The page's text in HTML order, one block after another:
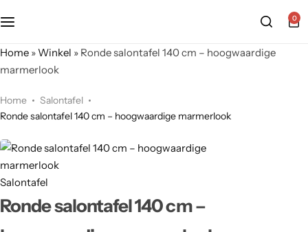
0
Home »Winkel » Ronde salontafel 140 cm – hoogwaardige
marmerlook
Home
Salontafel
Ronde salontafel 140 cm – hoogwaardige marmerlook
Salontafel
Ronde salontafel 140 cm –